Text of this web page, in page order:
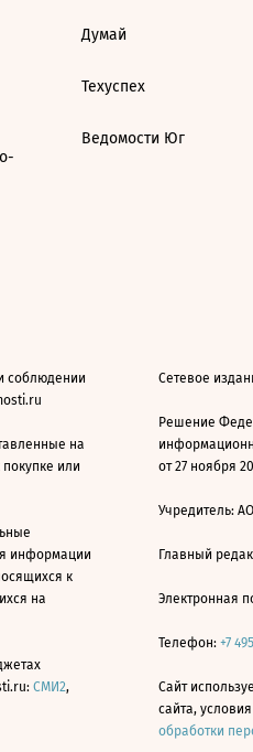
Думай
Техуспех
Ведомости Юг
соблюдении
на
или
информации
к
на
СМИ2,
Сетевое
Решение
от 27 ноября
Учредитель:
Главный
Электронная
Телефон: +7
Сайт
сайта,
обработки